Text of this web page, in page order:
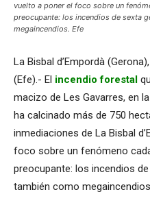
vuelto a poner el foco sobre un
preocupante: los incendios de sexta
megaincendios. Efe
La Bisbal d’Empordà
(Efe).- El incendio forestal
macizo de Les Gavarres, en
ha calcinado más de 750
inmediaciones de La Bisbal
foco sobre un fenómeno
preocupante: los incendios
también como